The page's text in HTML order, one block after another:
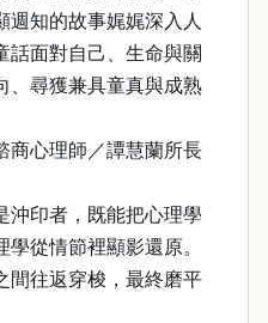
週知的故事娓娓深入人
話面對自己、生命與關
、尋獲兼具童真與成熟
心理師／譚慧蘭所長
印者，既能把心理學
從情節裡顯影還原。
間往返穿梭，最終磨平